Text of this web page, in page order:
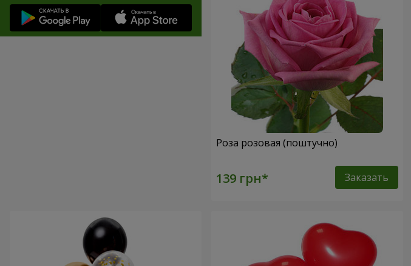
Роза розовая (поштучно)
Заказать